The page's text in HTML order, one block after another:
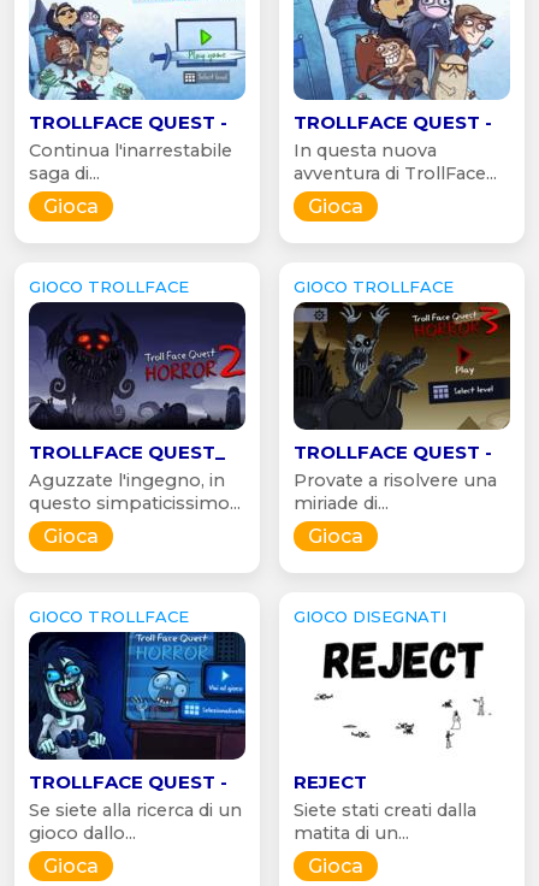
TROLLFACE QUEST -
Continua l'inarrestabile
saga di...
Gioca
TROLLFACE QUEST -
In questa nuova
avventura di TrollFace...
Gioca
GIOCO TROLLFACE
TROLLFACE QUEST_
Aguzzate l'ingegno, in
questo simpaticissimo...
Gioca
GIOCO TROLLFACE
TROLLFACE QUEST -
Provate a risolvere una
miriade di...
Gioca
GIOCO TROLLFACE
TROLLFACE QUEST -
Se siete alla ricerca di un
gioco dallo...
Gioca
GIOCO DISEGNATI
REJECT
Siete stati creati dalla
matita di un...
Gioca